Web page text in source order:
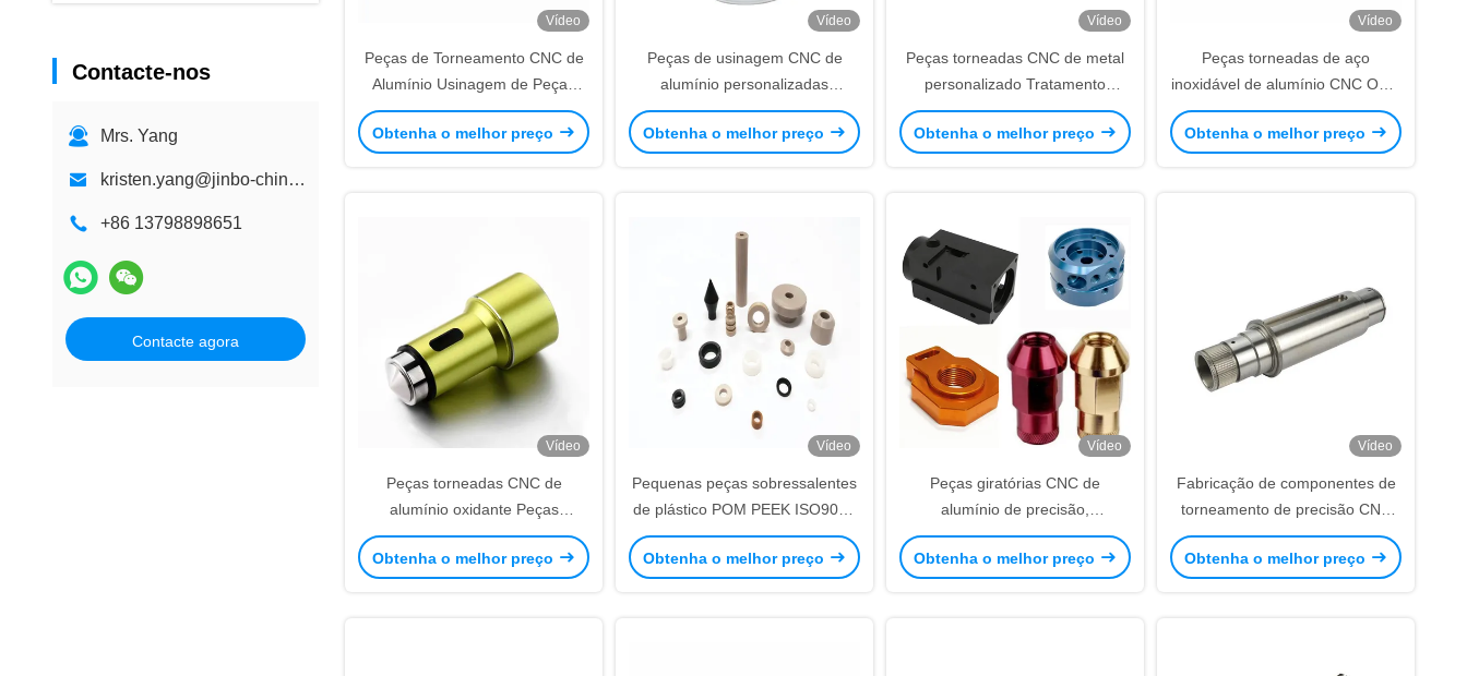
Contacte-nos
Mrs. Yang
kristen.yang@jinbo-china.com
+86 13798898651
Contacte agora
Vídeo
Peças de Torneamento CNC de
Alumínio Usinagem de Peças
Mecânicas com Acabamento
Anodizado
Obtenha o melhor preço
Vídeo
Peças de usinagem CNC de
alumínio personalizadas
Anodização Serviço de
torneamento de precisão CNC
Obtenha o melhor preço
Vídeo
Peças torneadas CNC de metal
personalizado Tratamento
térmico Peças de aço CNC de
alta precisão
Obtenha o melhor preço
Vídeo
Peças torneadas de aço
inoxidável de alumínio CNC OEM
Peças de latão para máquinas
de torno
Obtenha o melhor preço
Vídeo
Peças torneadas CNC de
alumínio oxidante Peças
sobressalentes de polimento
CNC personalizadas
Obtenha o melhor preço
Vídeo
Pequenas peças sobressalentes
de plástico POM PEEK ISO9001
peças de precisão para
torneamento CNC
Obtenha o melhor preço
Vídeo
Peças giratórias CNC de
alumínio de precisão,
anodização, peças da caixa da
câmera personalizadas
Obtenha o melhor preço
Vídeo
Fabricação de componentes de
torneamento de precisão CNC
ODM Peças de usinagem CNC
de metal
Obtenha o melhor preço